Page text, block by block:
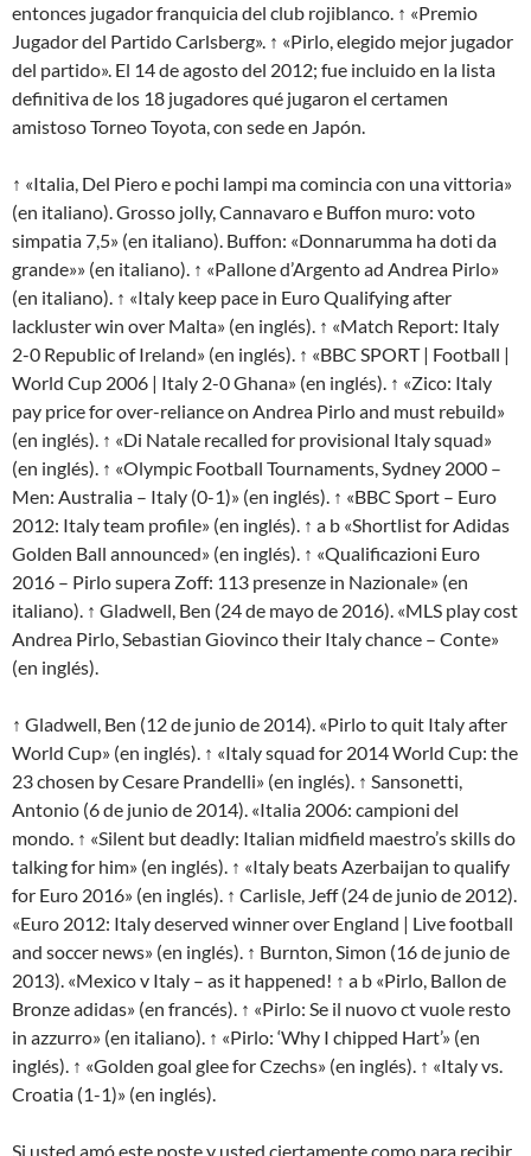
entonces jugador franquicia del club rojiblanco. ↑ «Premio
Jugador del Partido Carlsberg». ↑ «Pirlo, elegido mejor jugador
del partido». El 14 de agosto del 2012; fue incluido en la lista
definitiva de los 18 jugadores qué jugaron el certamen
amistoso Torneo Toyota, con sede en Japón.
↑ «Italia, Del Piero e pochi lampi ma comincia con una vittoria»
(en italiano). Grosso jolly, Cannavaro e Buffon muro: voto
simpatia 7,5» (en italiano). Buffon: «Donnarumma ha doti da
grande»» (en italiano). ↑ «Pallone d’Argento ad Andrea Pirlo»
(en italiano). ↑ «Italy keep pace in Euro Qualifying after
lackluster win over Malta» (en inglés). ↑ «Match Report: Italy
2-0 Republic of Ireland» (en inglés). ↑ «BBC SPORT | Football |
World Cup 2006 | Italy 2-0 Ghana» (en inglés). ↑ «Zico: Italy
pay price for over-reliance on Andrea Pirlo and must rebuild»
(en inglés). ↑ «Di Natale recalled for provisional Italy squad»
(en inglés). ↑ «Olympic Football Tournaments, Sydney 2000 –
Men: Australia – Italy (0-1)» (en inglés). ↑ «BBC Sport – Euro
2012: Italy team profile» (en inglés). ↑ a b «Shortlist for Adidas
Golden Ball announced» (en inglés). ↑ «Qualificazioni Euro
2016 – Pirlo supera Zoff: 113 presenze in Nazionale» (en
italiano). ↑ Gladwell, Ben (24 de mayo de 2016). «MLS play cost
Andrea Pirlo, Sebastian Giovinco their Italy chance – Conte»
(en inglés).
↑ Gladwell, Ben (12 de junio de 2014). «Pirlo to quit Italy after
World Cup» (en inglés). ↑ «Italy squad for 2014 World Cup: the
23 chosen by Cesare Prandelli» (en inglés). ↑ Sansonetti,
Antonio (6 de junio de 2014). «Italia 2006: campioni del
mondo. ↑ «Silent but deadly: Italian midfield maestro’s skills do
talking for him» (en inglés). ↑ «Italy beats Azerbaijan to qualify
for Euro 2016» (en inglés). ↑ Carlisle, Jeff (24 de junio de 2012).
«Euro 2012: Italy deserved winner over England | Live football
and soccer news» (en inglés). ↑ Burnton, Simon (16 de junio de
2013). «Mexico v Italy – as it happened! ↑ a b «Pirlo, Ballon de
Bronze adidas» (en francés). ↑ «Pirlo: Se il nuovo ct vuole resto
in azzurro» (en italiano). ↑ «Pirlo: ‘Why I chipped Hart’» (en
inglés). ↑ «Golden goal glee for Czechs» (en inglés). ↑ «Italy vs.
Croatia (1-1)» (en inglés).
Si usted amó este poste y usted ciertamente como para recibir